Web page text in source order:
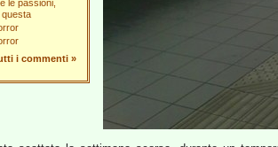
le passioni,
i commenti »